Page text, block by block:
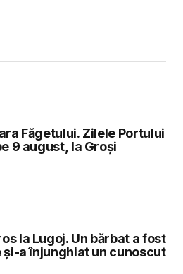
Făgetului. Zilele Portului
9 august, la Groși
la Lugoj. Un bărbat a fost
și-a înjunghiat un cunoscut